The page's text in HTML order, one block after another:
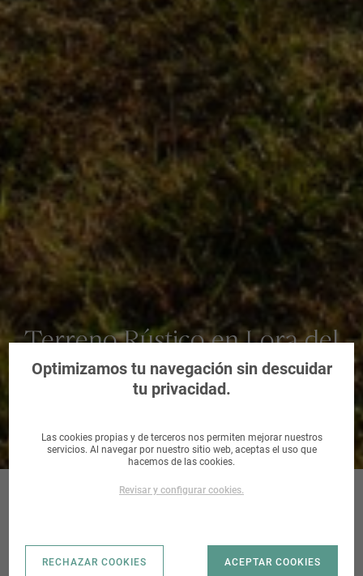
Terreno Rústico en Lora del
Río, Sevilla
LORA DEL RIO_LA
Optimizamos tu navegación sin descuidar
tu privacidad.
Las cookies propias y de terceros nos permiten mejorar nuestros
servicios. Al navegar por nuestro sitio web, aceptas el uso que
hacemos de las cookies.
Revisar y configurar cookies.
RECHAZAR COOKIES ACEPTAR COOKIES